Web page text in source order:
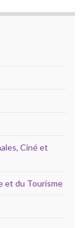
Ciné et
et du Tourisme